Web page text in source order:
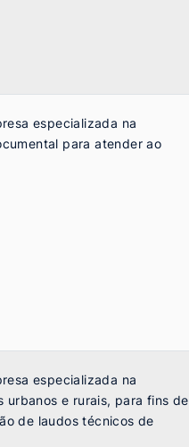
especializada na
para atender ao
especializada na
urbanos e rurais, para fins de
de laudos técnicos de